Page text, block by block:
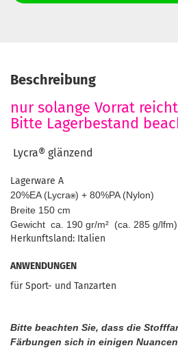
Beschreibung
nur solange Vorrat reicht
Bitte Lagerbestand
Lycra® glänzend
Lagerware A
20%EA (Lycra®) + 80%PA (Nylon)
Breite 150 cm
Gewicht ca. 190 gr/m² (ca. 285 g/lfm)
Herkunftsland: Italien
ANWENDUNGEN
für Sport- und Tanzarten
Bitte beachten Sie, dass die
Färbungen sich in einigen